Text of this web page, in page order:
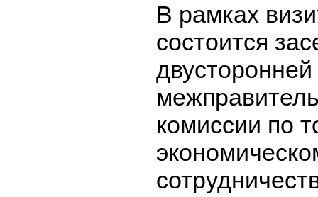
В рамках
состоится
двусторонней
комиссии по